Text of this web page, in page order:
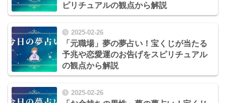
ピリチュアルの観点から解説
2025-02-26
「元職場」夢の夢占い！宝くじが当たる
予兆や恋愛運のお告げをスピリチュアル
の観点から解説
2025-02-26